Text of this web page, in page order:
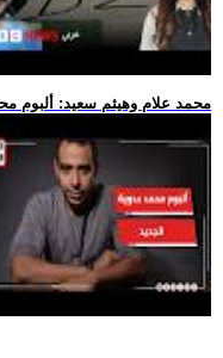
.. محمد علام وهيثم سعيد: ألبوم